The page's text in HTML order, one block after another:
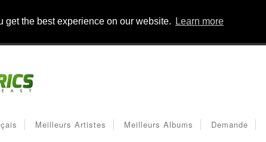
the best experience on our website. Learn more
Meilleurs Artistes Meilleurs Albums Demande